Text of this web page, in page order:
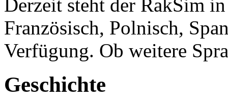
Derzeit steht der RakSim
Französisch, Polnisch,
Verfügung. Ob weitere
Geschichte